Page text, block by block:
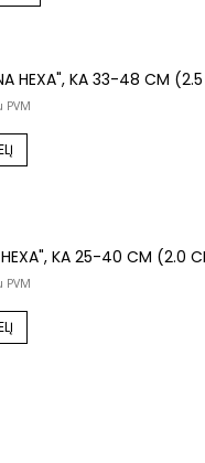
HEXA", KA 33-48 CM
PVM
KA 25-40 CM (2.0
PVM